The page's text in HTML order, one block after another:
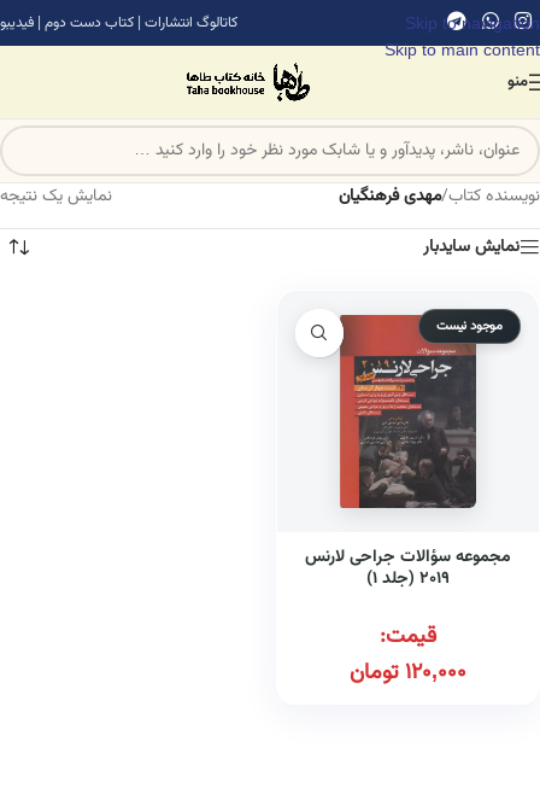
Skip to navigation
Skip to main content
کاتالوگ انتشارات | کتاب دست دوم | فیدیبو
منو
نویسنده کتاب/مهدی فرهنگیان
نمایش یک نتیجه
نمایش سایدبار
موجود نیست
مجموعه سؤالات جراحی لارنس
۲۰۱۹ (جلد ۱)
قیمت:
120,000تومان